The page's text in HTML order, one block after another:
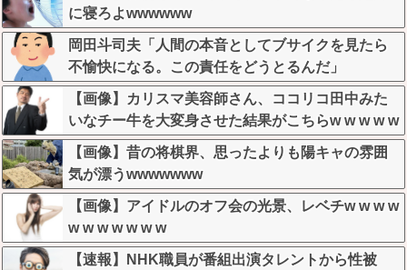
に寝ろよwwwwww
岡田斗司夫「人間の本音としてブサイクを見たら
不愉快になる。この責任をどうとるんだ」
【画像】カリスマ美容師さん、ココリコ田中みた
いなチー牛を大変身させた結果がこちらw w w w w
w w w w w w
【画像】昔の将棋界、思ったよりも陽キャの雰囲
気が漂うwwwwwww
【画像】アイドルのオフ会の光景、レベチw w w w
w w w w w w w
【速報】NHK職員が番組出演タレントから性被